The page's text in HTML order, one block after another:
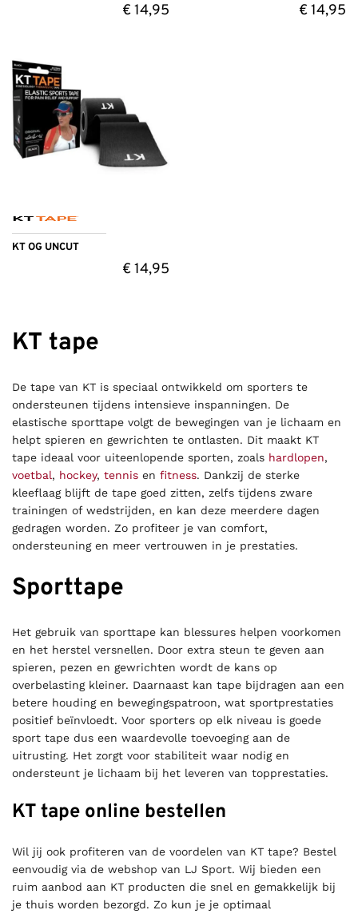
€14,95 €14,95
KT OG UNCUT
€14,95
KT tape
De tape van KT is speciaal ontwikkeld om sporters te
ondersteunen tijdens intensieve inspanningen. De
elastische sporttape volgt de bewegingen van je lichaam en
helpt spieren en gewrichten te ontlasten. Dit maakt KT
tape ideaal voor uiteenlopende sporten, zoals hardlopen,
voetbal, hockey, tennis en fitness. Dankzij de sterke
kleeflaag blijft de tape goed zitten, zelfs tijdens zware
trainingen of wedstrijden, en kan deze meerdere dagen
gedragen worden. Zo profiteer je van comfort,
ondersteuning en meer vertrouwen in je prestaties.
Sporttape
Het gebruik van sporttape kan blessures helpen voorkomen
en het herstel versnellen. Door extra steun te geven aan
spieren, pezen en gewrichten wordt de kans op
overbelasting kleiner. Daarnaast kan tape bijdragen aan een
betere houding en bewegingspatroon, wat sportprestaties
positief beïnvloedt. Voor sporters op elk niveau is goede
sport tape dus een waardevolle toevoeging aan de
uitrusting. Het zorgt voor stabiliteit waar nodig en
ondersteunt je lichaam bij het leveren van topprestaties.
KT tape online bestellen
Wil jij ook profiteren van de voordelen van KT tape? Bestel
eenvoudig via de webshop van LJ Sport. Wij bieden een
ruim aanbod aan KT producten die snel en gemakkelijk bij
je thuis worden bezorgd. Zo kun je je optimaal